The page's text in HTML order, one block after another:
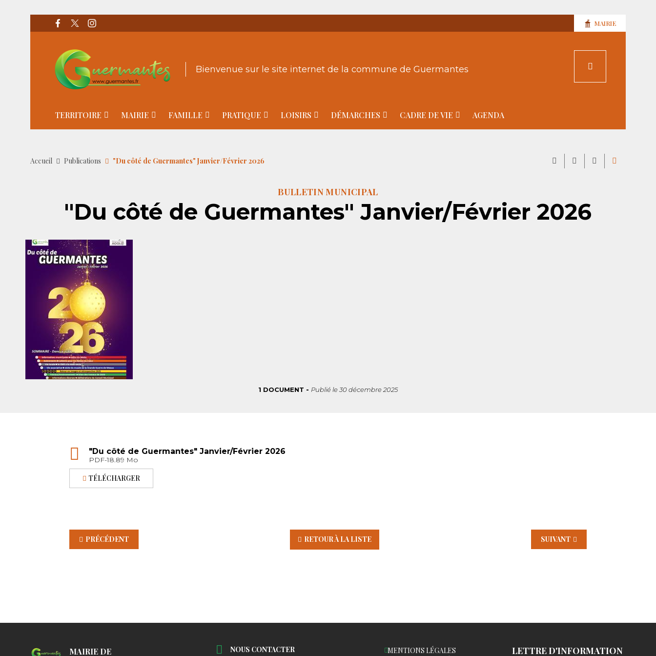
MAIRIE
Bienvenue sur le site internet de la commune de Guermantes
TERRITOIRE MAIRIE FAMILLE PRATIQUE LOISIRS DÉMARCHES CADRE DE VIE AGENDA
Accueil Publications "Du côté de Guermantes" Janvier/Février 2026
BULLETIN MUNICIPAL
"Du côté de Guermantes" Janvier/Février 2026
1 DOCUMENT Publié le30 décembre 2025
"Du côté de Guermantes" Janvier/Février 2026
PDF-18.89 Mo
TÉLÉCHARGER
PRÉCÉDENT RETOUR À LA LISTE SUIVANT
MAIRIE DE NOUS CONTACTER
MENTIONS LÉGALES
LETTRE D'INFORMATION